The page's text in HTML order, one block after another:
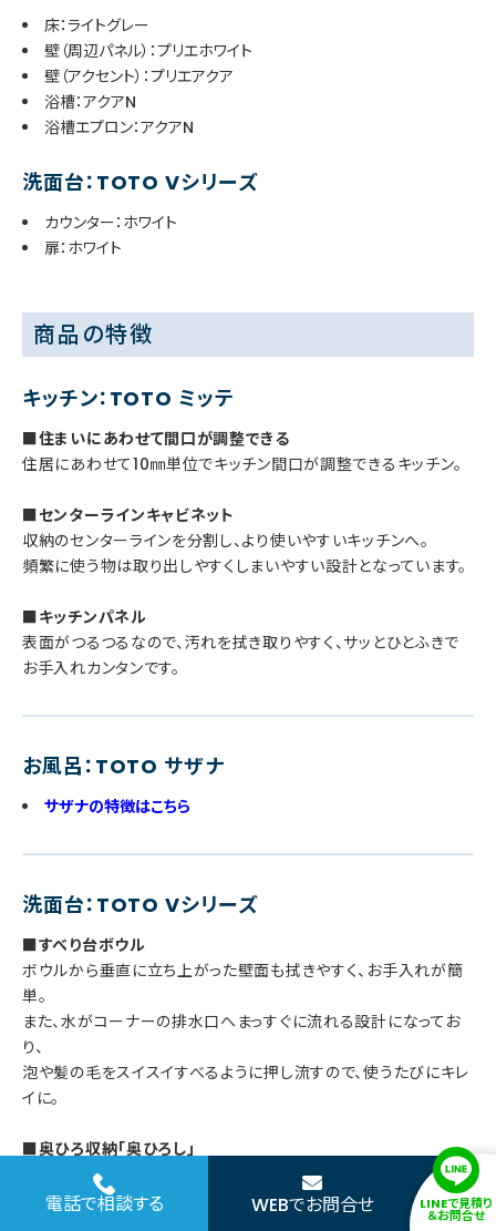
床：ライトグレー
壁（周辺パネル）：プリエホワイト
壁（アクセント）：プリエアクア
浴槽：アクアN
浴槽エプロン：アクアN
洗面台：TOTO Vシリーズ
カウンター：ホワイト
扉：ホワイト
商品の特徴
キッチン：TOTO ミッテ
■住まいにあわせて間口が調整できる
住居にあわせて10㎜単位でキッチン間口が調整できるキッチン。
■センターラインキャビネット
収納のセンターラインを分割し、より使いやすいキッチンへ。
頻繁に使う物は取り出しやすくしまいやすい設計となっています。
■キッチンパネル
表面がつるつるなので、汚れを拭き取りやすく、サッとひとふきで
お手入れカンタンです。
お風呂：TOTO サザナ
サザナの特徴はこちら
洗面台：TOTO Vシリーズ
■すべり台ボウル
ボウルから垂直に立ち上がった壁面も拭きやすく、お手入れが簡
単。
また、水がコーナーの排水口へまっすぐに流れる設計になってお
り、
泡や髪の毛をスイスイすべるように押し流すので、使うたびにキレ
イに。
■奥ひろ収納「奥ひろし」
排水管の形を従来より奥へ配置することで、
収納スペースを確保した洗面台です。
電話で相談する WEBでお問合せ LINEで見積り
＆お問合せ